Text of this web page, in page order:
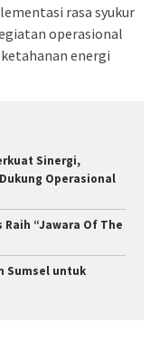
rasa syukur
operasional
energi
Sinergi,
Operasional
Raih “Jawara Of The
Sumsel untuk